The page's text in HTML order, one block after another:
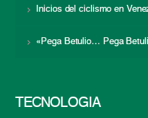
Inicios del ciclismo en
«Pega Betulio… Pega
TECNOLOGÍA